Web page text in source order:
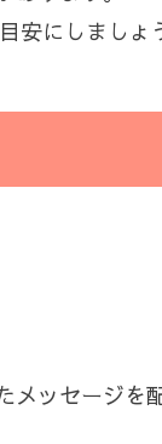
にしましょ
ッセージを